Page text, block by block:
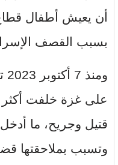
أن يعيش أطفال
بسبب القصف
قتيل وجريح، ما
وتسبب بملاحقتها